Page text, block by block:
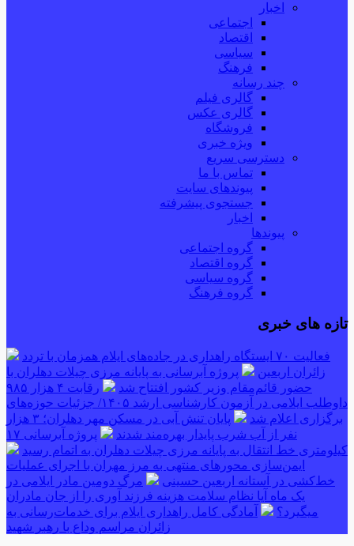
اخبار
اجتماعی
اقتصاد
سیاسی
فرهنگ
چند رسانه
گالری فیلم
گالری عکس
فروشگاه
ویژه خبری
دسترسی سریع
تماس با ما
پیوندهای سایت
جستجوی پیشرفته
اخبار
پیوندها
گروه اجتماعی
گروه اقتصاد
گروه سیاسی
گروه فرهنگ
تازه های خبری
فعالیت ۷۰ ایستگاه راهداری در جاده‌های ایلام همزمان با تردد
زائران اربعین
پروژه آبرسانی به پایانه مرزی چیلات دهلران با
حضور قائم‌مقام وزیر کشور افتتاح شد
رقابت ۴ هزار ۹۸۵
داوطلب ایلامی در آزمون کارشناسی ارشد ۱۴۰۵/ جزئیات حوزه‌های
برگزاری اعلام شد
پایان تنش آبی در مسکن مهر دهلران؛ ۳ هزار
نفر از آب شرب پایدار بهره‌مند شدند
پروژه آبرسانی ۱۷
کیلومتری خط انتقال به پایانه مرزی چیلات دهلران به اتمام رسید
ایمن‌سازی محورهای منتهی به مرز مهران با اجرای عملیات
خط‌کشی در آستانه اربعین حسینی
مرگ دومین مادر ایلامی در
یک ماه آیا نظام سلامت هزینه فرزند آوری را از جان مادران
میگیرد؟
آمادگی کامل راهداری ایلام برای خدمات‌رسانی به
زائران مراسم وداع با رهبر شهید